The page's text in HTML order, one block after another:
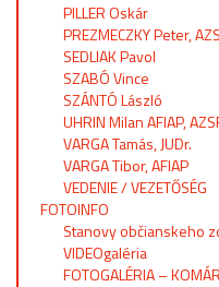
PILLER Oskár
PREZMECZKY Peter,
SEDLIAK Pavol
SZABÓ Vince
SZÁNTÓ László
UHRIN Milan AFIAP,
VARGA Tamás, JUDr.
VARGA Tibor, AFIAP
VEDENIE / VEZETŐSÉG
FOTOINFO
Stanovy občianskeho
VIDEOgaléria
FOTOGALÉRIA –